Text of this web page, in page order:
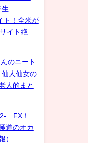
ト！全米が
イト絶
のニート
人仙女の
人的まと
FX！
道のオカ
）